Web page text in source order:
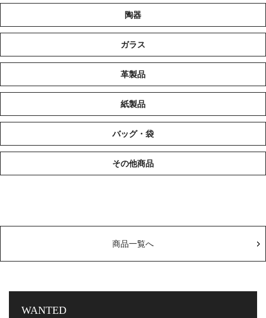
陶器
ガラス
革製品
紙製品
バッグ・袋
その他商品
商品一覧へ
WANTED